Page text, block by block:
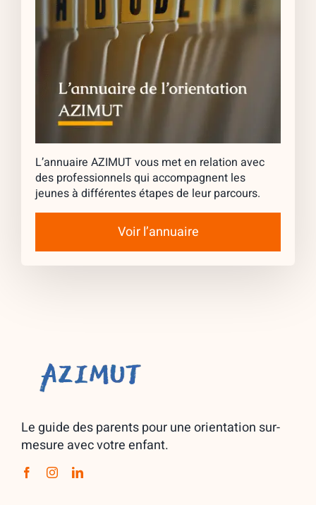
L’annuaire AZIMUT vous met en relation avec
des professionnels qui accompagnent les
jeunes à différentes étapes de leur parcours.
Voir l’annuaire
Le guide des parents pour une orientation sur-
mesure avec votre enfant.